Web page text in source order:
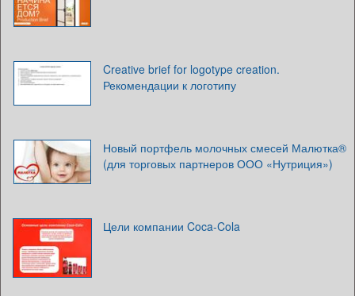
Creative brief for logotype creation.
Рекомендации к логотипу
Новый портфель молочных смесей Малютка®
(для торговых партнеров ООО «Нутриция»)
Цели компании Coca-Cola